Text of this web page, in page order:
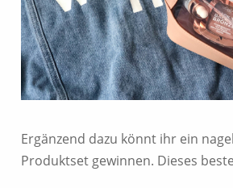
Ergänzend dazu könnt ihr ein
Produktset gewinnen. Dieses